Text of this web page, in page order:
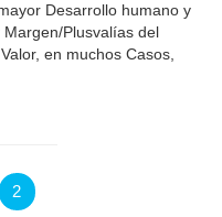
Desarrollo humano y
Plusvalías del
en muchos Casos,
2